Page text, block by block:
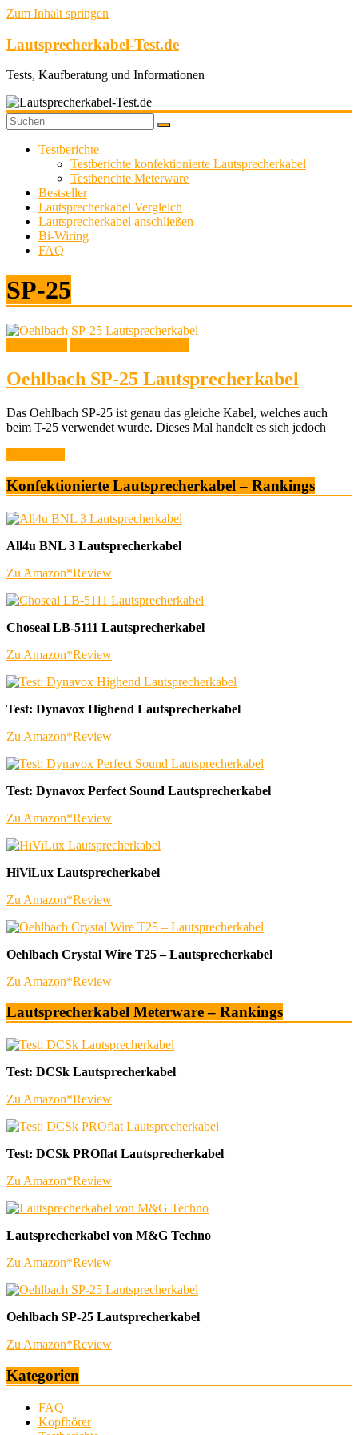
Zum Inhalt springen
Lautsprecherkabel-Test.de
Tests, Kaufberatung und Informationen
Testberichte
Testberichte konfektionierte Lautsprecherkabel
Testberichte Meterware
Bestseller
Lautsprecherkabel Vergleich
Lautsprecherkabel anschließen
Bi-Wiring
FAQ
SP-25
Oehlbach SP-25 Lautsprecherkabel
Das Oehlbach SP-25 ist genau das gleiche Kabel, welches auch
beim T-25 verwendet wurde. Dieses Mal handelt es sich jedoch
Konfektionierte Lautsprecherkabel – Rankings
All4u BNL 3 Lautsprecherkabel
Zu Amazon*Review
Choseal LB-5111 Lautsprecherkabel
Zu Amazon*Review
Test: Dynavox Highend Lautsprecherkabel
Zu Amazon*Review
Test: Dynavox Perfect Sound Lautsprecherkabel
Zu Amazon*Review
HiViLux Lautsprecherkabel
Zu Amazon*Review
Oehlbach Crystal Wire T25 – Lautsprecherkabel
Zu Amazon*Review
Lautsprecherkabel Meterware – Rankings
Test: DCSk Lautsprecherkabel
Zu Amazon*Review
Test: DCSk PROflat Lautsprecherkabel
Zu Amazon*Review
Lautsprecherkabel von M&G Techno
Zu Amazon*Review
Oehlbach SP-25 Lautsprecherkabel
Zu Amazon*Review
Kategorien
FAQ
Kopfhörer